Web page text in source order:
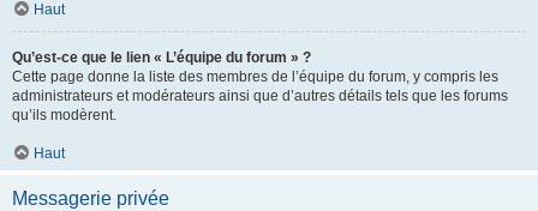
Haut
Qu’est-ce que le lien « L’équipe du forum » ?
Cette page donne la liste des membres de l’équipe du forum, y compris les
administrateurs et modérateurs ainsi que d’autres détails tels que les forums
qu’ils modèrent.
Haut
Messagerie privée